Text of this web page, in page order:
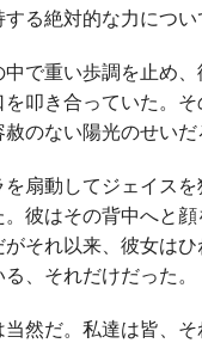
る絶対的な力につ
で重い歩調を止め
叩き合っていた。
のない陽光のせいだ
扇動してジェイス
彼はその背中へと
それ以来、彼女は
、それだけだった。
然だ。私達は皆、